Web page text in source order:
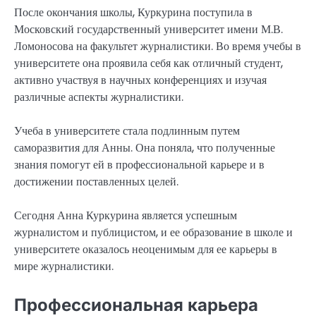
После окончания школы, Куркурина поступила в
Московский государственный университет имени М.В.
Ломоносова на факультет журналистики. Во время учебы в
университете она проявила себя как отличный студент,
активно участвуя в научных конференциях и изучая
различные аспекты журналистики.
Учеба в университете стала подлинным путем
саморазвития для Анны. Она поняла, что полученные
знания помогут ей в профессиональной карьере и в
достижении поставленных целей.
Сегодня Анна Куркурина является успешным
журналистом и публицистом, и ее образование в школе и
университете оказалось неоценимым для ее карьеры в
мире журналистики.
Профессиональная карьера